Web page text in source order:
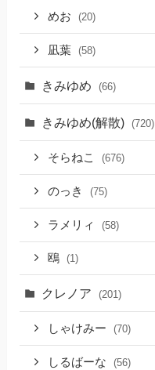
めお (20)
凪葉 (58)
きみゆめ (66)
きみゆめ(解散) (720)
そらねこ (676)
のっき (75)
ラメリィ (58)
鴎 (1)
クレノア (201)
しゃけみー (70)
しるばーな (56)